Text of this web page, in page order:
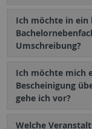
Ich möchte in ein
Umschreibung?
Ich möchte mich
Bescheinigung
gehe ich vor?
Welche